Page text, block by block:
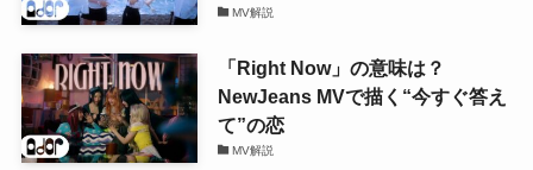
MV解説
「Right Now」の意味は？
NewJeans MVで描く“今すぐ答え
て”の恋
MV解説